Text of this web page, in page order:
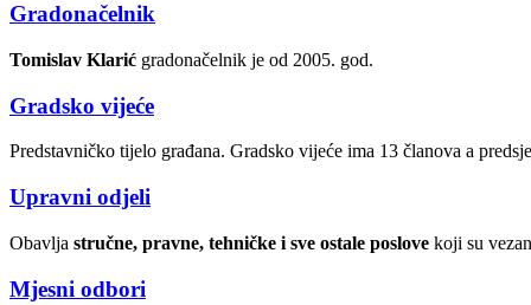
Gradonačelnik
Tomislav Klarić gradonačelnik je od 2005. god.
Gradsko vijeće
Predstavničko tijelo građana. Gradsko vijeće ima 13 članova a
Upravni odjeli
Obavlja stručne, pravne, tehničke i sve ostale poslove koji su
Mjesni odbori